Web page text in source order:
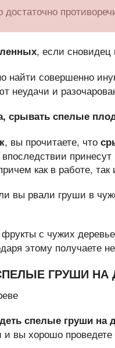
достаточно
, если
найти совершенно
неудачи и
срывать спелые
, вы прочитаете, что
как в работе,
вы рвали груши в
с чужих
этому получаете
ГРУШИ НА
спелые груши на
и вы хорошо